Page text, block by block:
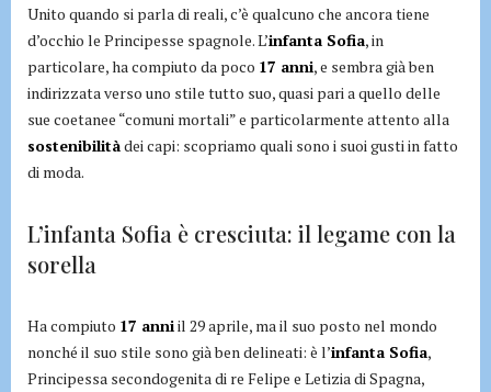
Unito quando si parla di reali, c’è qualcuno che ancora tiene
d’occhio le Principesse spagnole. L’infanta Sofia, in
particolare, ha compiuto da poco 17 anni, e sembra già ben
indirizzata verso uno stile tutto suo, quasi pari a quello delle
sue coetanee “comuni mortali” e particolarmente attento alla
sostenibilitàdei capi: scopriamo quali sono i suoi gusti in fatto
di moda.
L’infanta Sofia è cresciuta: il legame con la
sorella
Ha compiuto 17 anniil 29 aprile, ma il suo posto nel mondo
nonché il suo stile sono già ben delineati: è l’infanta Sofia,
Principessa secondogenita di re Felipe e Letizia di Spagna,